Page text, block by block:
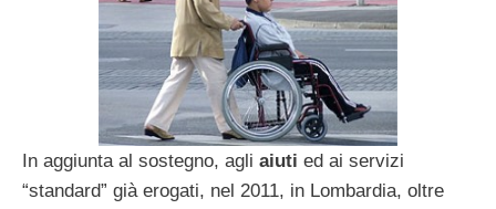
In aggiunta al sostegno, agli aiuti ed ai servizi
“standard” già erogati, nel 2011, in Lombardia, oltre